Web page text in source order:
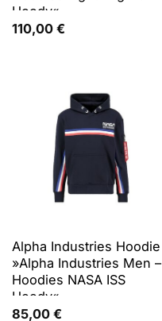
Hoody«
110,00 €
Alpha Industries Hoodie
»Alpha Industries Men –
Hoodies NASA ISS
Hoody«
85,00 €